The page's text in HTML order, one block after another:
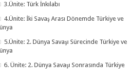
3.Ünite: Türk İnkılabı
4.Ünite: İki Savaş Arası Dönemde Türkiye ve
5.Ünite: 2. Dünya Savaşı Sürecinde Türkiye ve
6. Ünite: 2. Dünya Savaşı Sonrasında Türkiye